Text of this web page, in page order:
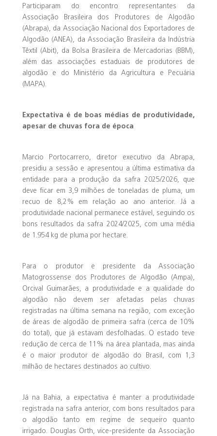
Participaram do encontro representantes da
Associação Brasileira dos Produtores de Algodão
(Abrapa), da Associação Nacional dos Exportadores de
Algodão (ANEA), da Associação Brasileira da Indústria
Têxtil (Abit), da Bolsa Brasileira de Mercadorias (BBM),
além das associações estaduais de produtores de
algodão e do Ministério da Agricultura e Pecuária
(MAPA).
Expectativa é de boas médias de produtividade,
apesar de chuvas fora de época
Marcio Portocarrero, diretor executivo da Abrapa,
presidiu a sessão e apresentou a última estimativa da
entidade para a produção da safra 2025/2026, que
deve ficar em 3,9 milhões de toneladas de pluma, um
recuo de 8,2% em relação ao ano anterior. Já a
produtividade nacional permanece estável, seguindo os
bons resultados da safra 2024/2025, com uma média
de 1.954 kg de pluma por hectare.
Para o produtor e presidente da Associação
Matogrossense dos Produtores de Algodão (Ampa),
Orcival Guimarães, a produtividade e a qualidade do
algodão não devem ser afetadas pelas chuvas
registradas na última semana na região, com exceção
de áreas de algodão de primeira safra (cerca de 10%
do total), que já estavam desfolhadas. O estado teve
redução de cerca de 11% na área plantada, mas ainda
é o maior produtor de algodão do Brasil, com 1,3
milhão de hectares destinados ao cultivo.
Já na Bahia, a expectativa é manter a produtividade
registrada na safra anterior, com bons resultados para
o algodão tanto em regime de sequeiro quanto
irrigado. Douglas Orth, vice-presidente da Associação